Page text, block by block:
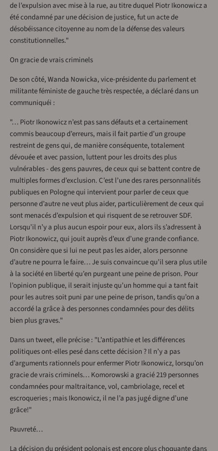
de l’expulsion avec mise à la rue, au titre duquel Piotr Ikonowicz a
été condamné par une décision de justice, fut un acte de
désobéissance citoyenne au nom de la défense des valeurs
constitutionnelles."
On gracie de vrais criminels
De son côté, Wanda Nowicka, vice-présidente du parlement et
militante féministe de gauche très respectée, a déclaré dans un
communiquéi :
"… Piotr Ikonowicz n’est pas sans défauts et a certainement
commis beaucoup d’erreurs, mais il fait partie d’un groupe
restreint de gens qui, de manière conséquente, totalement
dévouée et avec passion, luttent pour les droits des plus
vulnérables - des gens pauvres, de ceux qui se battent contre de
multiples formes d’exclusion. C’est l’une des rares personnalités
publiques en Pologne qui intervient pour parler de ceux que
personne d’autre ne veut plus aider, particulièrement de ceux qui
sont menacés d’expulsion et qui risquent de se retrouver SDF.
Lorsqu’il n’y a plus aucun espoir pour eux, alors ils s’adressent à
Piotr Ikonowicz, qui jouit auprès d’eux d’une grande confiance.
On considère que si lui ne peut pas les aider, alors personne
d’autre ne pourra le faire… Je suis convaincue qu’il sera plus utile
à la société en liberté qu’en purgeant une peine de prison. Pour
l’opinion publique, il serait injuste qu’un homme qui a tant fait
pour les autres soit puni par une peine de prison, tandis qu’on a
accordé la grâce à des personnes condamnées pour des délits
bien plus graves."
Dans un tweet, elle précise : "L’antipathie et les différences
politiques ont-elles pesé dans cette décision ? Il n’y a pas
d’arguments rationnels pour enfermer Piotr Ikonowicz, lorsqu’on
gracie de vrais criminels… Komorowski a gracié 219 personnes
condamnées pour maltraitance, vol, cambriolage, recel et
escroqueries ; mais Ikonowicz, il ne l’a pas jugé digne d’une
grâce!"
Pauvreté…